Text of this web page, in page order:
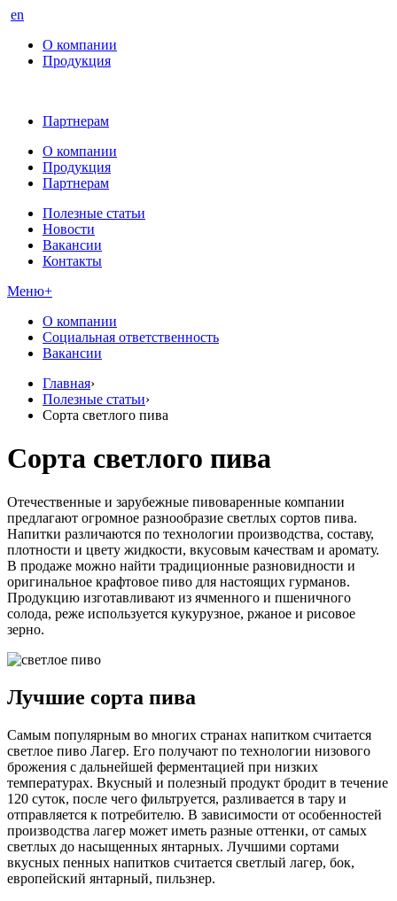
en
О компании
Продукция
Партнерам
О компании
Продукция
Партнерам
Полезные статьи
Новости
Вакансии
Контакты
Меню+
О компании
Социальная ответственность
Вакансии
Главная›
Полезные статьи›
Сорта светлого пива
Сорта светлого пива
Отечественные и зарубежные пивоваренные компании
предлагают огромное разнообразие светлых сортов пива.
Напитки различаются по технологии производства, составу,
плотности и цвету жидкости, вкусовым качествам и аромату.
В продаже можно найти традиционные разновидности и
оригинальное крафтовое пиво для настоящих гурманов.
Продукцию изготавливают из ячменного и пшеничного
солода, реже используется кукурузное, ржаное и рисовое
зерно.
Лучшие сорта пива
Самым популярным во многих странах напитком считается
светлое пиво Лагер. Его получают по технологии низового
брожения с дальнейшей ферментацией при низких
температурах. Вкусный и полезный продукт бродит в течение
120 суток, после чего фильтруется, разливается в тару и
отправляется к потребителю. В зависимости от особенностей
производства лагер может иметь разные оттенки, от самых
светлых до насыщенных янтарных. Лучшими сортами
вкусных пенных напитков считается светлый лагер, бок,
европейский янтарный, пильзнер.